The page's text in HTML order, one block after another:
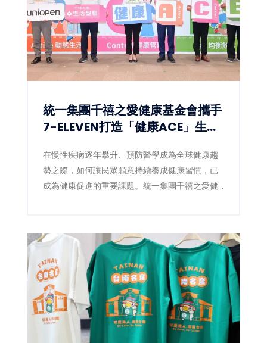
統一集團千禧之愛健康基金會攜手
7-ELEVEN打造「健康ACE」生態
在慢性疾病逐年攀升、預防醫學成為全球健康趨
勢之際，如何讓民眾願意持續養成健康習慣，已
成為健康促進的重要課題。統一集團千禧之愛健
專區，將健走、量血壓、量腰圍、均衡飲食等健
康行動融入日常生活，透過數位積分與獎勵機
制，鼓勵全民從生活型態改變開始，降低慢性疾
病風險，打造全民健康新生態。